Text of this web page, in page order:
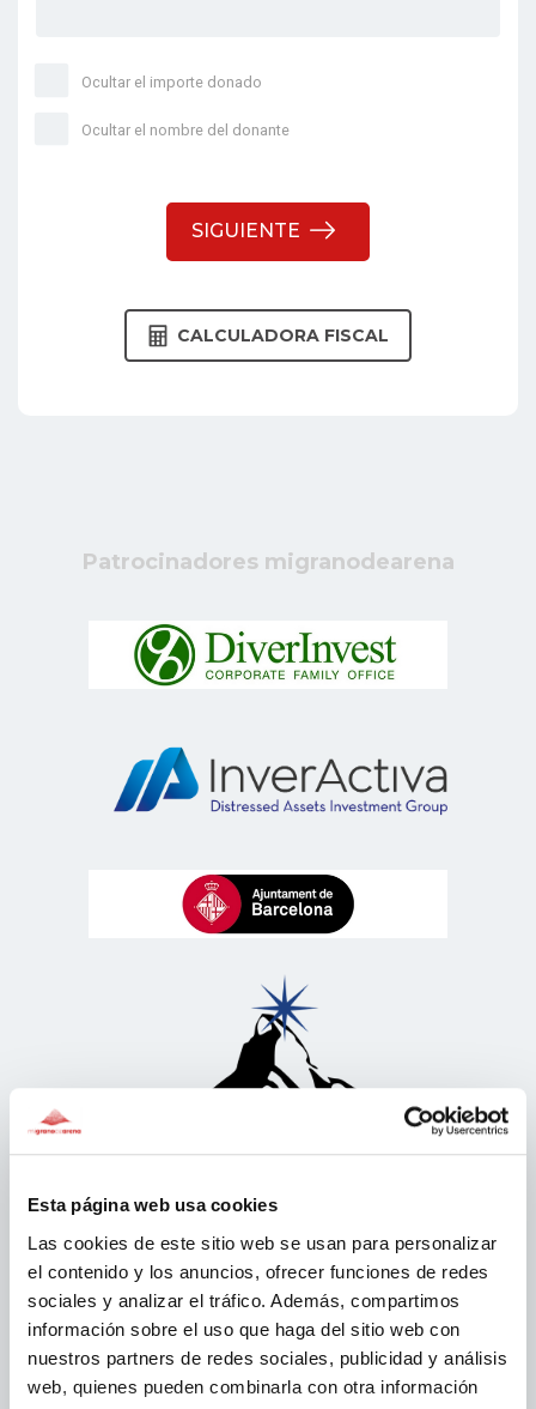
Esta página web usa cookies
Las cookies de este sitio web se usan para personalizar
el contenido y los anuncios, ofrecer funciones de redes
sociales y analizar el tráfico. Además, compartimos
información sobre el uso que haga del sitio web con
nuestros partners de redes sociales, publicidad y análisis
web, quienes pueden combinarla con otra información
Ocultar el importe donado
Ocultar el nombre del donante
SIGUIENTE
CALCULADORA FISCAL
Patrocinadores migranodearena